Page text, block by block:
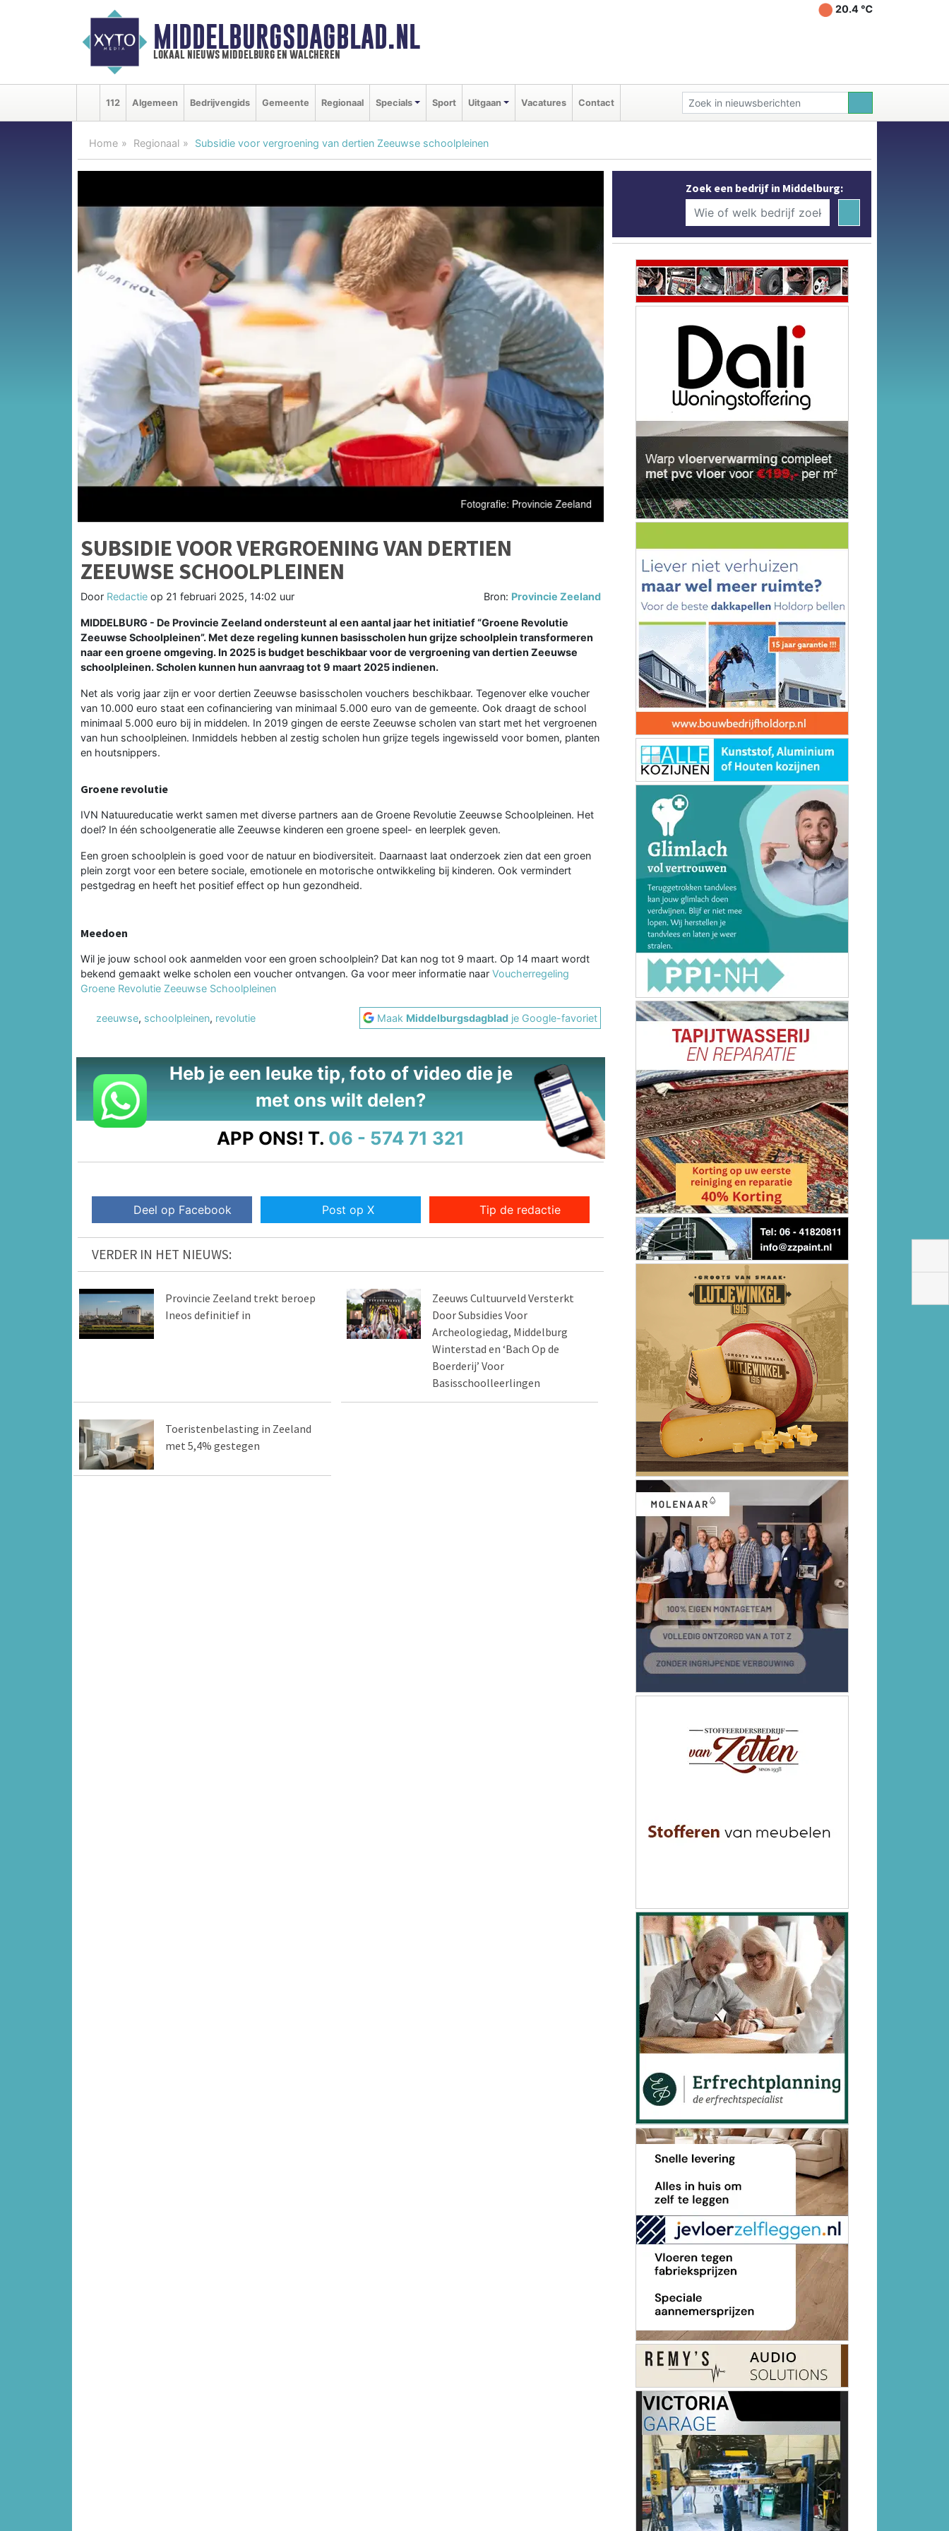
MIDDELBURGSDAGBLAD.NL
lokaal nieuws middelburg en walcheren
20.4 ℃
112 Algemeen Bedrijvengids Gemeente Regionaal Specials Sport Uitgaan Vacatures Contact
Home Regionaal Subsidie voor vergroening van dertien Zeeuwse schoolpleinen
SUBSIDIE VOOR VERGROENING VAN DERTIEN
ZEEUWSE SCHOOLPLEINEN
Door Redactie op 21 februari 2025, 14:02 uur Bron: Provincie Zeeland
MIDDELBURG - De Provincie Zeeland ondersteunt al een aantal jaar het initiatief “Groene Revolutie
Zeeuwse Schoolpleinen”. Met deze regeling kunnen basisscholen hun grijze schoolplein transformeren
naar een groene omgeving. In 2025 is budget beschikbaar voor de vergroening van dertien Zeeuwse
schoolpleinen. Scholen kunnen hun aanvraag tot 9 maart 2025 indienen.
Net als vorig jaar zijn er voor dertien Zeeuwse basisscholen vouchers beschikbaar. Tegenover elke voucher
van 10.000 euro staat een cofinanciering van minimaal 5.000 euro van de gemeente. Ook draagt de school
minimaal 5.000 euro bij in middelen. In 2019 gingen de eerste Zeeuwse scholen van start met het vergroenen
van hun schoolpleinen. Inmiddels hebben al zestig scholen hun grijze tegels ingewisseld voor bomen, planten
en houtsnippers.
Groene revolutie
IVN Natuureducatie werkt samen met diverse partners aan de Groene Revolutie Zeeuwse Schoolpleinen. Het
doel? In één schoolgeneratie alle Zeeuwse kinderen een groene speel- en leerplek geven.
Een groen schoolplein is goed voor de natuur en biodiversiteit. Daarnaast laat onderzoek zien dat een groen
plein zorgt voor een betere sociale, emotionele en motorische ontwikkeling bij kinderen. Ook vermindert
pestgedrag en heeft het positief effect op hun gezondheid.
Meedoen
Wil je jouw school ook aanmelden voor een groen schoolplein? Dat kan nog tot 9 maart. Op 14 maart wordt
bekend gemaakt welke scholen een voucher ontvangen. Ga voor meer informatie naar Voucherregeling
Groene Revolutie Zeeuwse Schoolpleinen
zeeuwse, schoolpleinen, revolutie Maak Middelburgsdagblad je Google-favoriet
Heb je een leuke tip, foto of video die je
met ons wilt delen?
APP ONS! T. 06 - 574 71 321
Deel op Facebook Post op X Tip de redactie
VERDER IN HET NIEUWS:
Provincie Zeeland trekt beroep
Ineos definitief in
Zeeuws Cultuurveld Versterkt
Door Subsidies Voor
Archeologiedag, Middelburg
Winterstad en ‘Bach Op de
Boerderij’ Voor
Basisschoolleerlingen
Toeristenbelasting in Zeeland
met 5,4% gestegen
Zoek een bedrijf in Middelburg: